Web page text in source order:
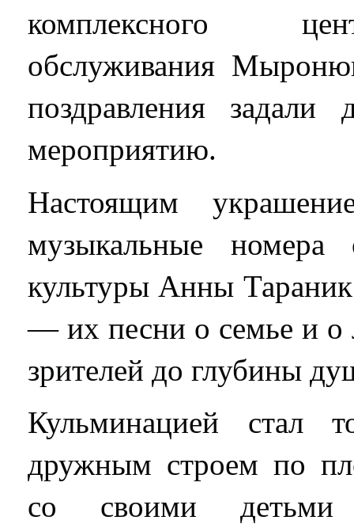
комплексного
обслуживания
поздравления
мероприятию.
Настоящим
музыкальные номера
культуры Анны
— их песни о семье и о
зрителей до глубины
Кульминацией стал
дружным строем по
со своими детьми